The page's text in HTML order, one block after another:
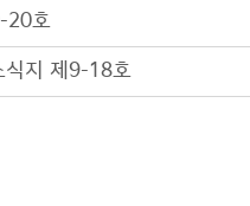
20호
식지 제9-18호